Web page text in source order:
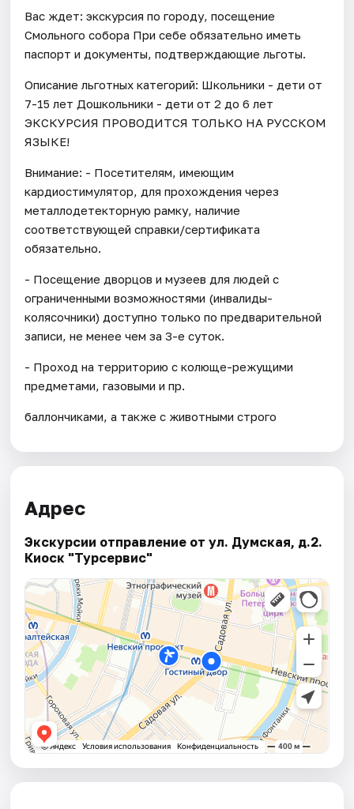
Вас ждет: экскурсия по городу, посещение
Смольного собора При себе обязательно иметь
паспорт и документы, подтверждающие льготы.
Описание льготных категорий: Школьники - дети от
7-15 лет Дошкольники - дети от 2 до 6 лет
ЭКСКУРСИЯ ПРОВОДИТСЯ ТОЛЬКО НА РУССКОМ
ЯЗЫКЕ!
Внимание: - Посетителям, имеющим
кардиостимулятор, для прохождения через
металлодетекторную рамку, наличие
соответствующей справки/сертификата
обязательно.
- Посещение дворцов и музеев для людей с
ограниченными возможностями (инвалиды-
колясочники) доступно только по предварительной
записи, не менее чем за 3-е суток.
- Проход на территорию с колюще-режущими
предметами, газовыми и пр.
баллончиками, а также с животными строго
Адрес
Экскурсии отправление от ул. Думская, д.2.
Киоск "Турсервис"